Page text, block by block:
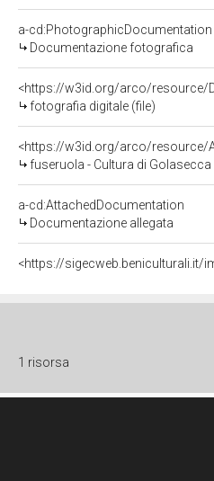
a-cd:PhotographicDocumentation
Documentazione fotografica
<https://w3id.org/arco/resource/
fotografia digitale (file)
<https://w3id.org/arco/resource/
fuseruola - Cultura di Golasecca
a-cd:AttachedDocumentation
Documentazione allegata
<https://sigecweb.beniculturali.it/
1 risorsa